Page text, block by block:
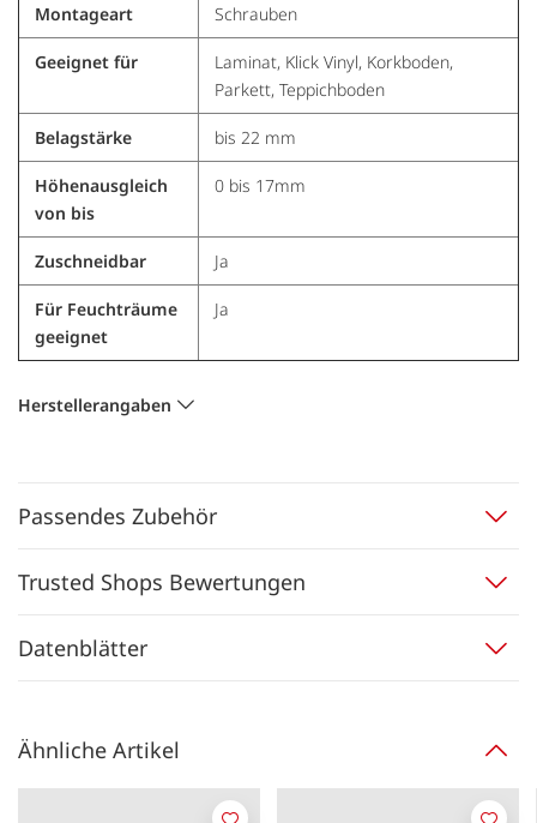
Montageart Schrauben
Geeignet für
Laminat, Klick Vinyl, Korkboden,
Parkett, Teppichboden
Belagstärke bis 22 mm
Höhenausgleich
von bis
0 bis 17mm
Zuschneidbar Ja
Für Feuchträume
geeignet
Ja
Herstellerangaben
Passendes Zubehör
Trusted Shops Bewertungen
Datenblätter
Ähnliche Artikel